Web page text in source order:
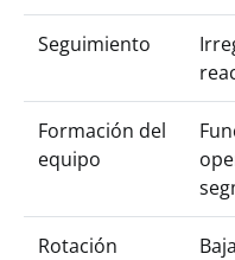
Seguimiento
Formación del
equipo
Rotación Baja